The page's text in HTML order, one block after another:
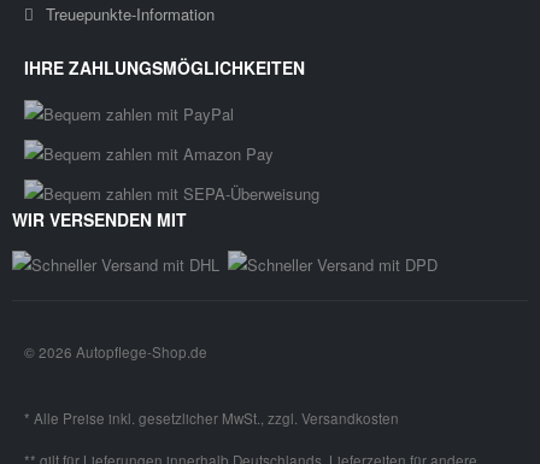
Treuepunkte-Information
IHRE ZAHLUNGSMÖGLICHKEITEN
WIR VERSENDEN MIT
* Alle Preise inkl. gesetzlicher MwSt., zzgl. Versandkosten
** gilt für Lieferungen innerhalb Deutschlands, Lieferzeiten für andere
© 2026 Autopflege-Shop.de